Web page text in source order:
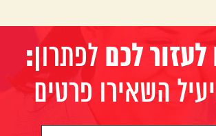
לעזור לכם לפתרון
השאירו פרטים